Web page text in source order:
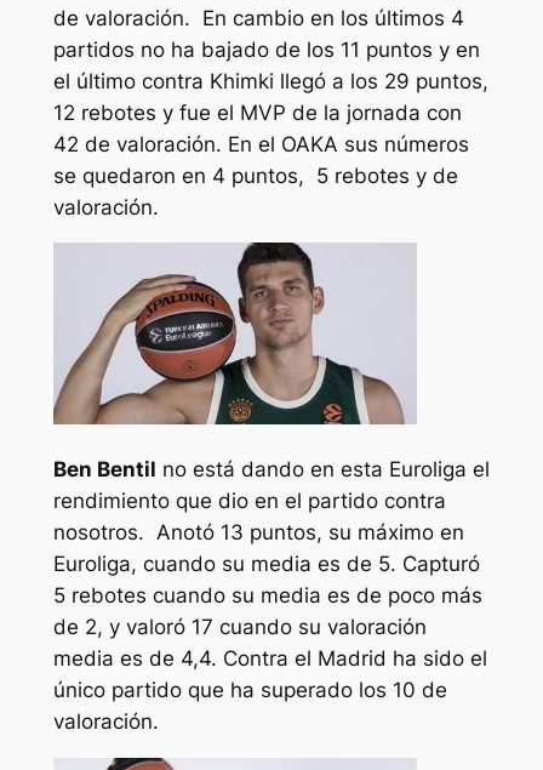
de valoración. En cambio en los últimos 4
partidos no ha bajado de los 11 puntos y en
el último contra Khimki llegó a los 29 puntos,
12 rebotes y fue el MVP de la jornada con
42 de valoración. En el OAKA sus números
se quedaron en 4 puntos, 5 rebotes y de
valoración.
Ben Bentil no está dando en esta Euroliga el
rendimiento que dio en el partido contra
nosotros. Anotó 13 puntos, su máximo en
Euroliga, cuando su media es de 5. Capturó
5 rebotes cuando su media es de poco más
de 2, y valoró 17 cuando su valoración
media es de 4,4. Contra el Madrid ha sido el
único partido que ha superado los 10 de
valoración.